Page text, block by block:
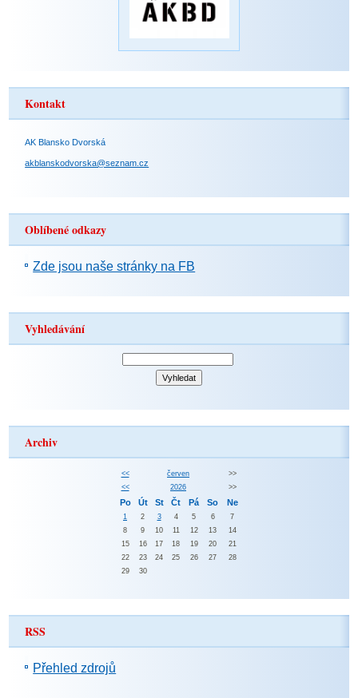
Kontakt
AK Blansko Dvorská
akblanskodvorska@seznam.cz
Oblíbené odkazy
Zde jsou naše stránky na FB
Vyhledávání
Archiv
<< červen
>>
<<
2026 >>
Po Út St Čt Pá So Ne
1 2 3 4 5 6
7
8
9 10 11 12 13
14
15
16 17 18 19 20
21
22
23 24 25 26 27
28
29
30
RSS
Přehled zdrojů